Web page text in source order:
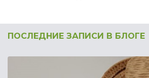
ПОСЛЕДНИЕ ЗАПИСИ В БЛОГЕ